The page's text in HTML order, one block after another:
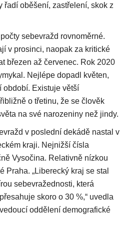
řadí oběšení, zastřelení, skok z
sebevražd rovnoměrné.
v prosinci, naopak za kritické
březen až červenec. Rok 2020
Nejlépe dopadl květen,
období. Existuje větší
o třetinu, že se člověk
na své narozeniny než jindy.
v poslední dekádě nastal v
kraji. Nejnižší čísla
Vysočina. Relativně nízkou
Praha. „Liberecký kraj se stal
sebevražednosti, která
skoro o 30 %,“ uvedla
oddělení demografické